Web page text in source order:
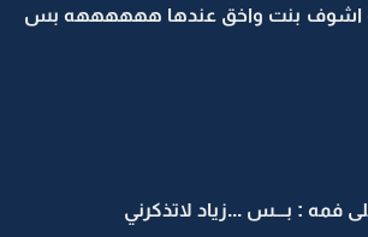
اشوف بنت واخق عندها ههههههه بس
فمه : بـــس ...زياد لاتذكرني